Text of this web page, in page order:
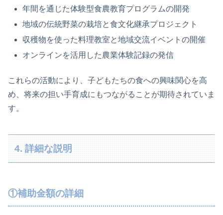
年間を通じた体験型食農教育プログラムの開発
地域の伝統野菜の栽培と食文化継承プロジェクト
収穫物を使った料理教室と地域交流イベントの開催
オンラインを活用した農業体験記録の発信
これらの活動により、子どもたちの食への興味関心を高
め、将来の担い手育成にもつながることが期待されていま
す。
4. 詳細な説明
①補助金額の詳細